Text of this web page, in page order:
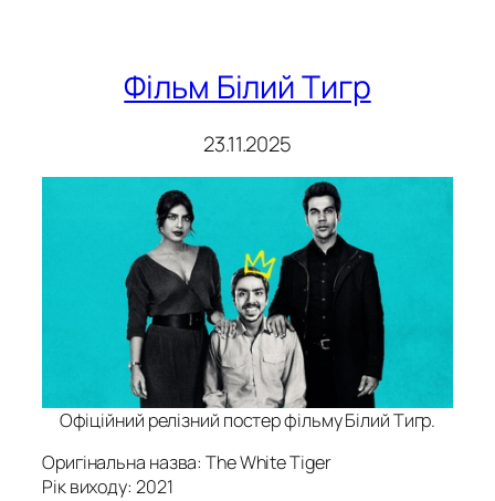
Фільм Білий Тигр
23.11.2025
Офіційний релізний постер фільму Білий Тигр.
Оригінальна назва: The White Tiger
Рік виходу: 2021